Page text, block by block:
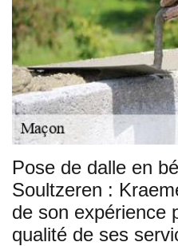
Pose de dalle en
Soultzeren :
de son expérience
qualité de ses